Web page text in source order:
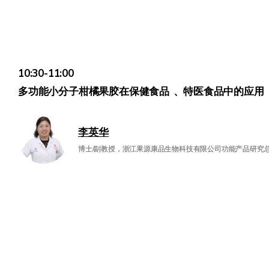
10:30-11:00
多功能小分子柑橘果胶在保健食品 、特医食品中的应用
李英华
博士/副教授，浙江果源康品生物科技有限公司功能产品研究